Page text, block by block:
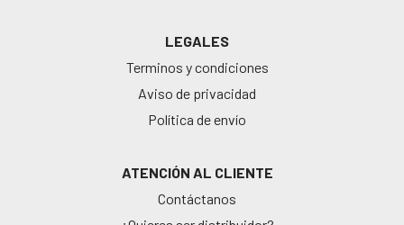
LEGALES
Terminos y condiciones
Aviso de privacidad
Política de envío
ATENCIÓN AL CLIENTE
Contáctanos